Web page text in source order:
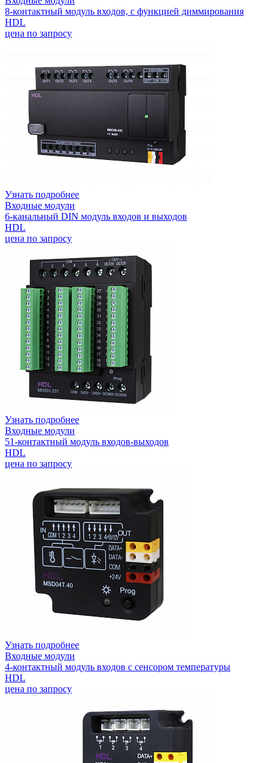
8-контактный модуль входов, с функцией диммирования
HDL
цена по запросу
Узнать подробнее
Входные модули
6-канальный DIN модуль входов и выходов
HDL
цена по запросу
Узнать подробнее
Входные модули
51-контактный модуль входов-выходов
HDL
цена по запросу
Узнать подробнее
Входные модули
4-контактный модуль входов с сенсором температуры
HDL
цена по запросу